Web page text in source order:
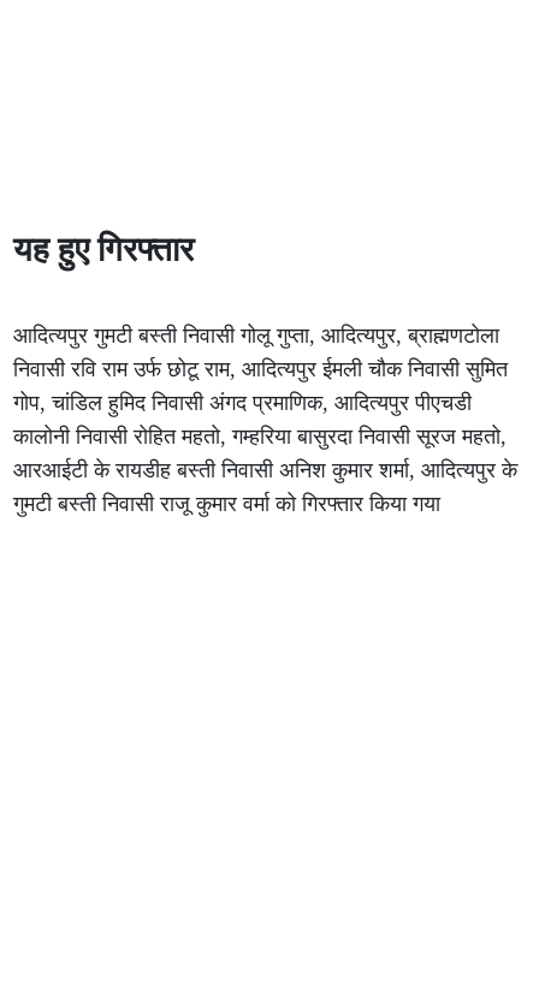
यह हुए गिरफ्तार
आदित्यपुर गुमटी बस्ती निवासी गोलू गुप्ता, आदित्यपुर, ब्राह्मणटोला
निवासी रवि राम उर्फ छोटू राम, आदित्यपुर ईमली चौक निवासी सुमित
गोप, चांडिल हुमिद निवासी अंगद प्रमाणिक, आदित्यपुर पीएचडी
कालोनी निवासी रोहित महतो, गम्हरिया बासुरदा निवासी सूरज महतो,
आरआईटी के रायडीह बस्ती निवासी अनिश कुमार शर्मा, आदित्यपुर के
गुमटी बस्ती निवासी राजू कुमार वर्मा को गिरफ्तार किया गया